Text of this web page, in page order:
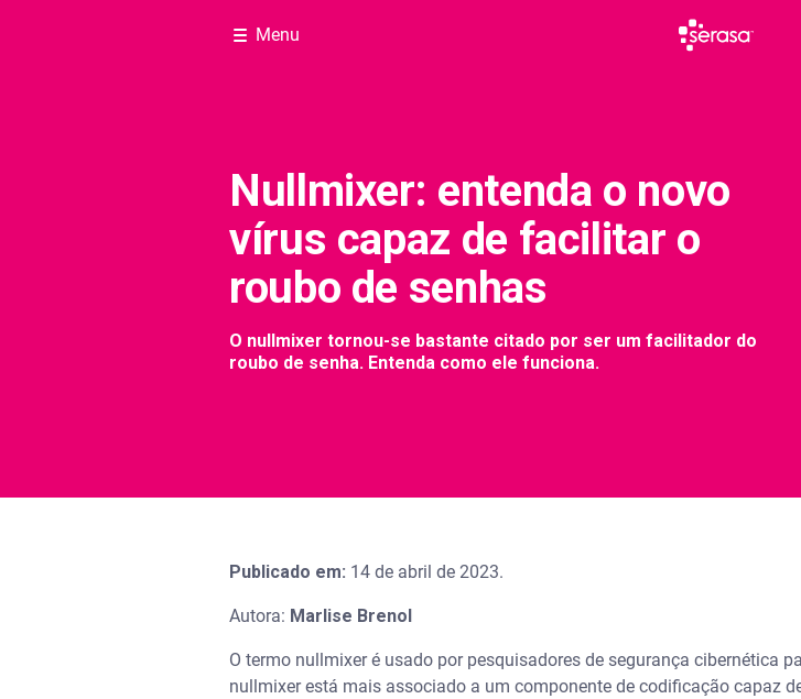
Menu
Nullmixer: entenda o novo
vírus capaz de facilitar o
roubo de senhas
O nullmixer tornou-se bastante citado por ser um facilitador do
roubo de senha. Entenda como ele funciona.
Publicado em: 14 de abril de 2023.
Autora: Marlise Brenol
O termo nullmixer é usado por pesquisadores de segurança cibernética
nullmixer está mais associado a um componente de codificação capaz